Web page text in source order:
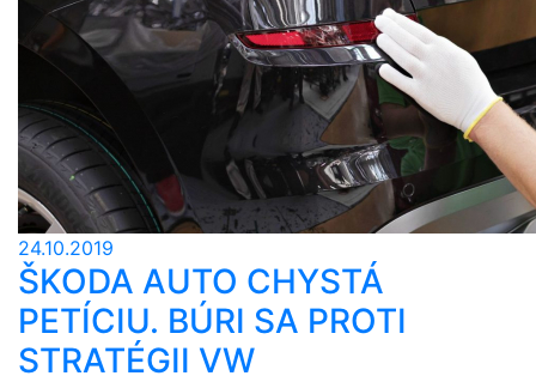
24.10.2019
ŠKODA AUTO CHYSTÁ
PETÍCIU. BÚRI SA PROTI
STRATÉGII VW